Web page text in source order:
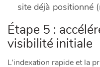
site déjà positionné
Étape 5 :
visibilité initiale
L’indexation rapide et la